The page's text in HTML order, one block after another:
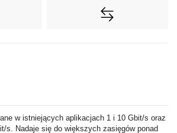
w istniejących aplikacjach 1 i 10 Gbit/s oraz
s. Nadaje się do większych zasięgów ponad